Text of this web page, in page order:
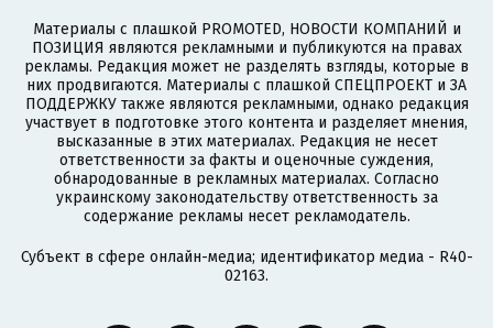
Материалы с плашкой PROMOTED, НОВОСТИ КОМПАНИЙ и
ПОЗИЦИЯ являются рекламными и публикуются на правах
рекламы. Редакция может не разделять взгляды, которые в
них продвигаются. Материалы с плашкой СПЕЦПРОЕКТ и ЗА
ПОДДЕРЖКУ также являются рекламными, однако редакция
участвует в подготовке этого контента и разделяет мнения,
высказанные в этих материалах. Редакция не несет
ответственности за факты и оценочные суждения,
обнародованные в рекламных материалах. Согласно
украинскому законодательству ответственность за
содержание рекламы несет рекламодатель.
Субъект в сфере онлайн-медиа; идентификатор медиа - R40-
02163.